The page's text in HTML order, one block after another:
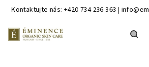
Kontaktujte nás: +420 734 236 363 |
obsah